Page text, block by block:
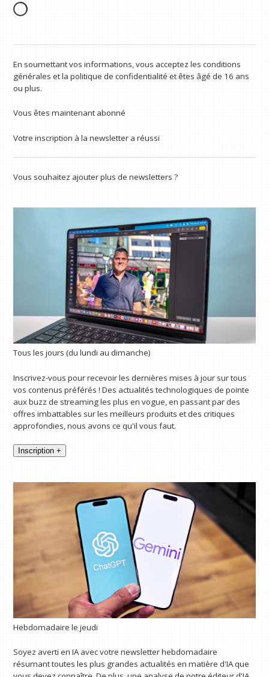
En soumettant vos informations, vous acceptez les conditions
générales et la politique de confidentialité et êtes âgé de 16 ans
ou plus.
Vous êtes maintenant abonné
Votre inscription à la newsletter a réussi
Vous souhaitez ajouter plus de newsletters ?
Tous les jours (du lundi au dimanche)
Inscrivez-vous pour recevoir les dernières mises à jour sur tous
vos contenus préférés ! Des actualités technologiques de pointe
aux buzz de streaming les plus en vogue, en passant par des
offres imbattables sur les meilleurs produits et des critiques
approfondies, nous avons ce qu'il vous faut.
Inscription +
Hebdomadaire le jeudi
Soyez averti en IA avec votre newsletter hebdomadaire
résumant toutes les plus grandes actualités en matière d'IA que